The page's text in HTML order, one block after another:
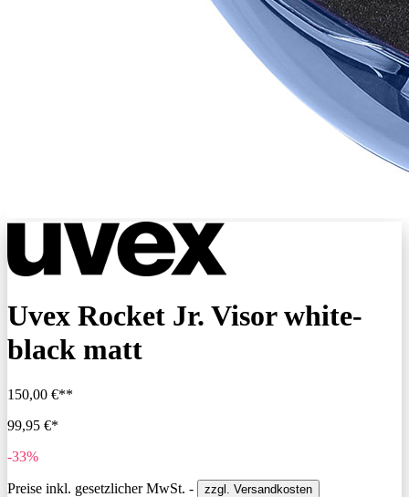
Uvex Rocket Jr. Visor white-
black matt
150,00 €**
99,95 €*
-33%
Preise inkl. gesetzlicher MwSt. - zzgl. Versandkosten